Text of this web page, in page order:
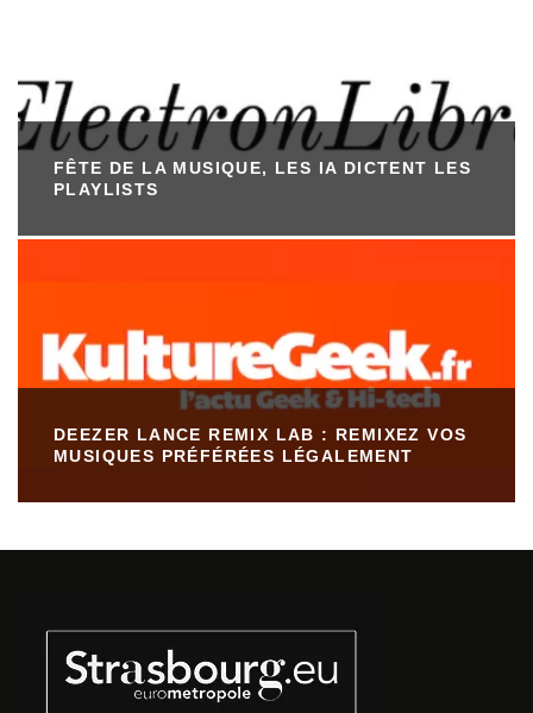
FÊTE DE LA MUSIQUE, LES IA DICTENT LES
PLAYLISTS
DEEZER LANCE REMIX LAB : REMIXEZ VOS
MUSIQUES PRÉFÉRÉES LÉGALEMENT